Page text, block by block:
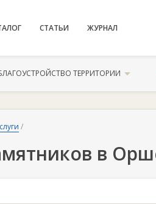
СТАТЬИ ЖУРНАЛ
ТЕРРИТОРИИ
/
в